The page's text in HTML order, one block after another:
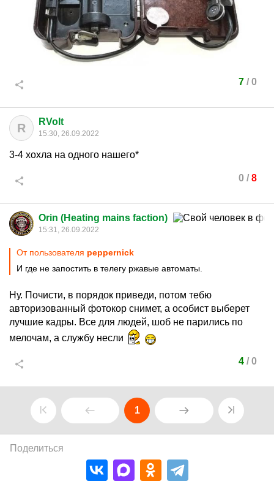
7/ 0
R RVolt
15:30, 26.09.2022
3-4 хохла на одного нашего*
0 / 8
Orin (Heating mains faction)
15:31, 26.09.2022
От пользователя peppernick
И где не запостить в телегу ржавые автоматы.
Ну. Почисти, в порядок приведи, потом тебю
авторизованный фотокор снимет, а особист выберет
лучшие кадры. Все для людей, шоб не парились по
мелочам, а службу несли
4/ 0
1
Поделиться